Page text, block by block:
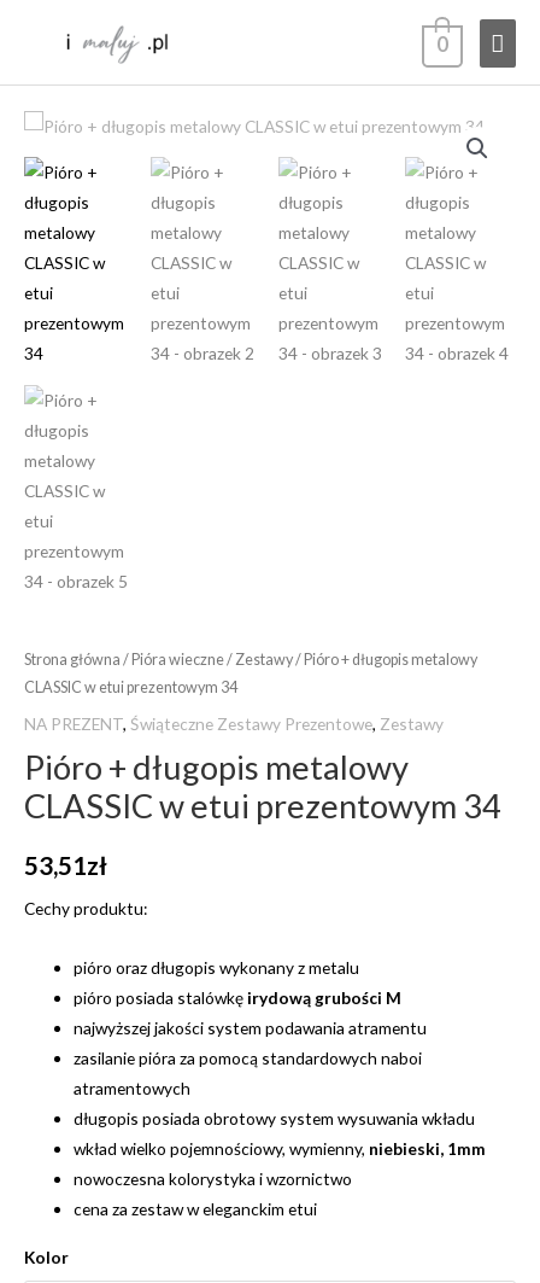
0
Strona główna / Pióra wieczne/ Zestawy/ Pióro + długopis metalowy
CLASSIC w etui prezentowym 34
NA PREZENT, Świąteczne Zestawy Prezentowe, Zestawy
Pióro + długopis metalowy
CLASSIC w etui prezentowym 34
53,51zł
Cechy produktu:
pióro oraz długopis wykonany z metalu
pióro posiada stalówkę irydową grubości M
najwyższej jakości system podawania atramentu
zasilanie pióra za pomocą standardowych naboi
atramentowych
długopis posiada obrotowy system wysuwania wkładu
wkład wielko pojemnościowy, wymienny, niebieski, 1mm
nowoczesna kolorystyka i wzornictwo
cena za zestaw w eleganckim etui
Kolor
ilość
Pióro
długopis
metalowy
CLASSIC
w
etui
prezentowym
34